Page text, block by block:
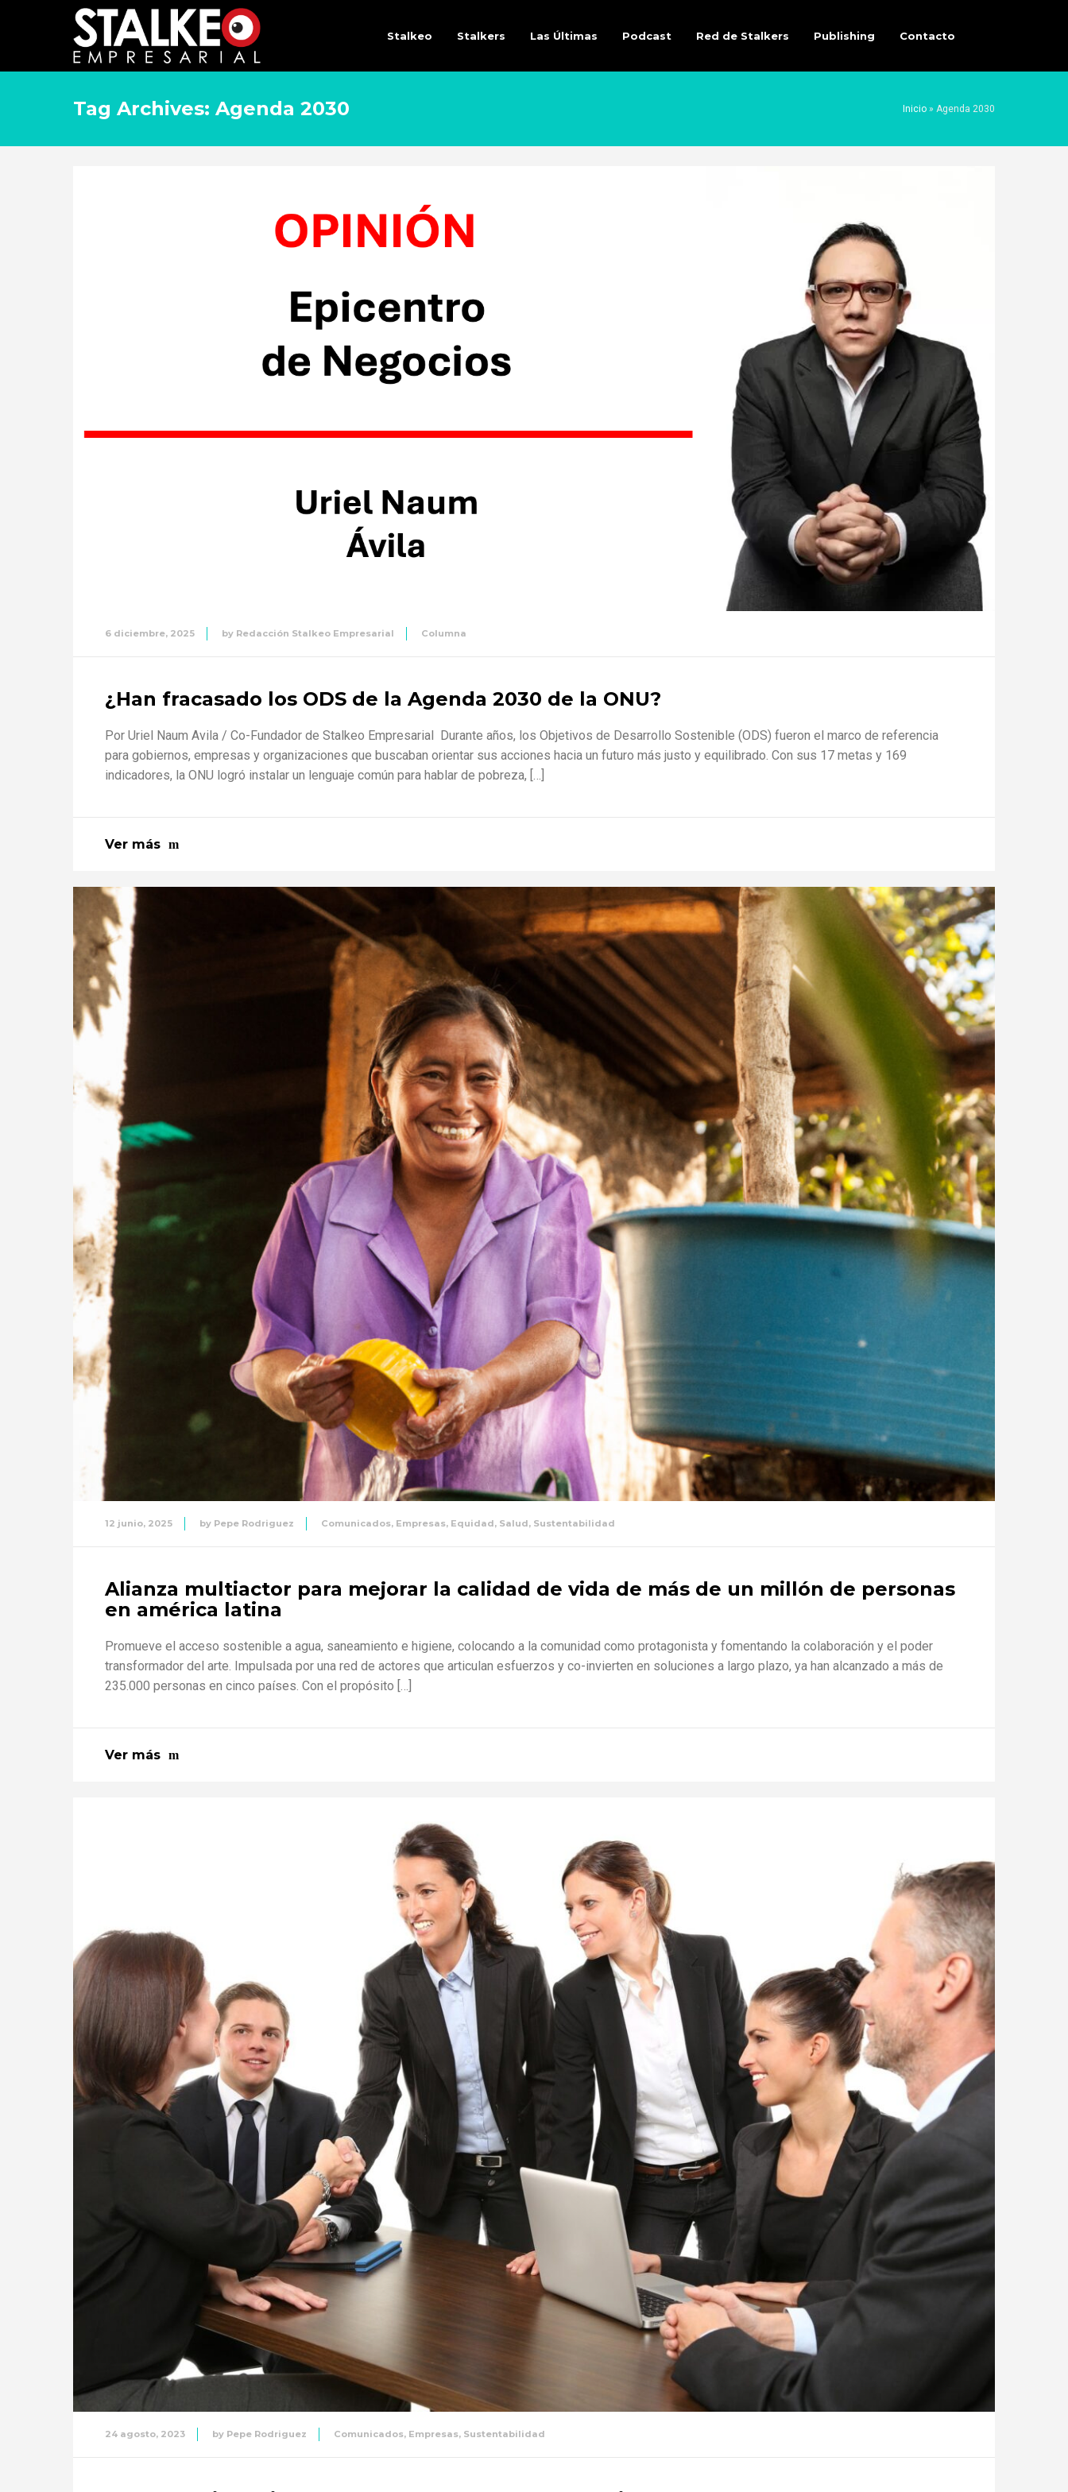
Stalkeo Stalkers Las Últimas Podcast Red de Stalkers Publishing Contacto
Tag Archives: Agenda 2030 Inicio » Agenda 2030
6 diciembre, 2025 by Redacción Stalkeo Empresarial Columna
¿Han fracasado los ODS de la Agenda 2030 de la ONU?
Por Uriel Naum Avila / Co-Fundador de Stalkeo Empresarial Durante años, los Objetivos de Desarrollo Sostenible (ODS) fueron el marco de referencia
para gobiernos, empresas y organizaciones que buscaban orientar sus acciones hacia un futuro más justo y equilibrado. Con sus 17 metas y 169
indicadores, la ONU logró instalar un lenguaje común para hablar de pobreza, […]
Ver más
12 junio, 2025 by Pepe Rodriguez Comunicados, Empresas, Equidad, Salud, Sustentabilidad
Alianza multiactor para mejorar la calidad de vida de más de un millón de personas
en américa latina
Promueve el acceso sostenible a agua, saneamiento e higiene, colocando a la comunidad como protagonista y fomentando la colaboración y el poder
transformador del arte. Impulsada por una red de actores que articulan esfuerzos y co-invierten en soluciones a largo plazo, ya han alcanzado a más de
235.000 personas en cinco países. Con el propósito […]
Ver más
24 agosto, 2023 by Pepe Rodriguez Comunicados, Empresas, Sustentabilidad